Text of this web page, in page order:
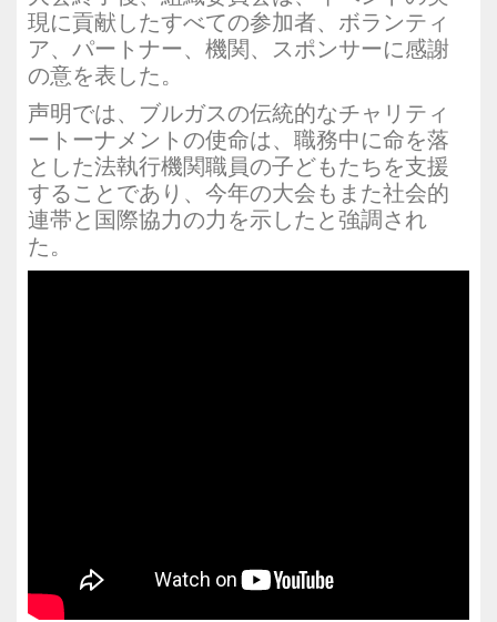
現に貢献したすべての参加者、ボランティ
ア、パートナー、機関、スポンサーに感謝
の意を表した。
声明では、ブルガスの伝統的なチャリティ
ートーナメントの使命は、職務中に命を落
とした法執行機関職員の子どもたちを支援
することであり、今年の大会もまた社会的
連帯と国際協力の力を示したと強調され
た。